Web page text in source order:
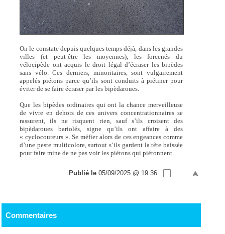
On le constate depuis quelques temps déjà, dans les grandes
villes (et peut-être les moyennes), les forcenés du
vélocipède ont acquis le droit légal d’écraser les bipèdes
sans vélo. Ces derniers, minoritaires, sont vulgairement
appelés piétons parce qu’ils sont conduits à piétiner pour
éviter de se faire écraser par les bipèdaroues.
Que les bipèdes ordinaires qui ont la chance merveilleuse
de vivre en dehors de ces univers concentrationnaires se
rassurent, ils ne risquent rien, sauf s’ils croisent des
bipèdaroues bariolés, signe qu’ils ont affaire à des
« cyclocoureurs ». Se méfier alors de ces engeances comme
d’une peste multicolore, surtout s’ils gardent la tête baissée
pour faire mine de ne pas voir les piétons qui piétonnent.
Publié le 05/09/2025 @ 19:36
Commentaires